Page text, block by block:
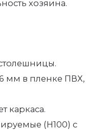
хозяина.
столешницы.
мм в пленке ПВХ,
каркаса.
(Н100) с